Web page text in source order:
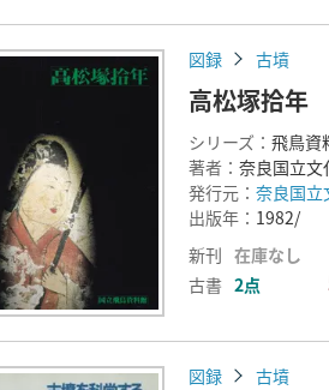
図録 古墳
高松塚拾年
シリーズ： 飛鳥資
著者： 奈良国立
発行元： 奈良国立
出版年： 1982/
新刊 在庫なし
古書 2点
図録 古墳